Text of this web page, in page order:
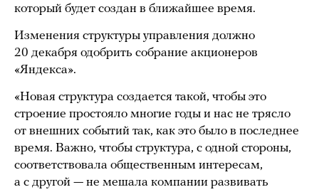
который будет создан в ближайшее время.
Изменения структуры управления должно
20 декабря одобрить собрание акционеров
«Яндекса».
«Новая структура создается такой, чтобы это
строение простояло многие годы и нас не трясло
от внешних событий так, как это было в последнее
время. Важно, чтобы структура, с одной стороны,
соответствовала общественным интересам,
а с другой — не мешала компании развивать